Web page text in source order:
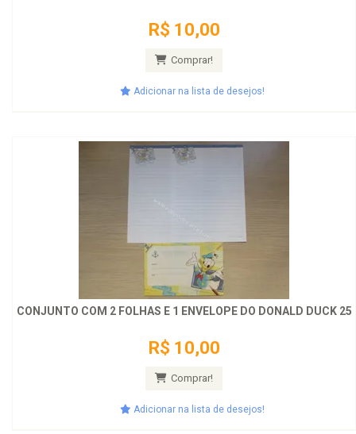
R$ 10,00
Comprar!
Adicionar na lista de desejos!
CONJUNTO COM 2 FOLHAS E 1 ENVELOPE DO DONALD DUCK 25
R$ 10,00
Comprar!
Adicionar na lista de desejos!